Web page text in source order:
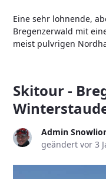
Eine sehr lohnende,
Bregenzerwald mit
meist pulvrigen
Skitour -
Admin
geändert vor 3